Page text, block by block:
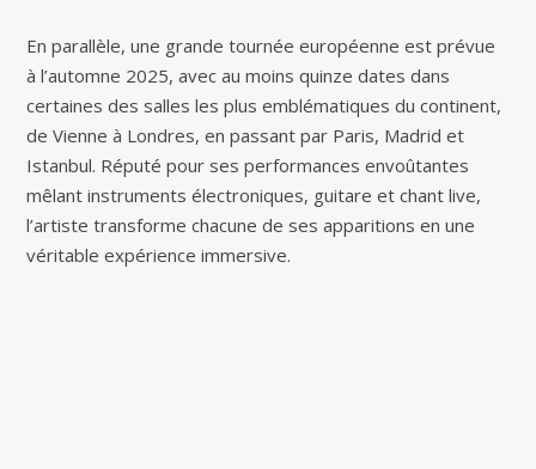
En parallèle, une grande tournée européenne est prévue
à l’automne 2025, avec au moins quinze dates dans
certaines des salles les plus emblématiques du continent,
de Vienne à Londres, en passant par Paris, Madrid et
Istanbul. Réputé pour ses performances envoûtantes
mêlant instruments électroniques, guitare et chant live,
l’artiste transforme chacune de ses apparitions en une
véritable expérience immersive.